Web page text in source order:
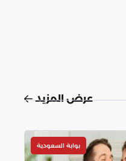
عرض المزيد
بوابة السعودية